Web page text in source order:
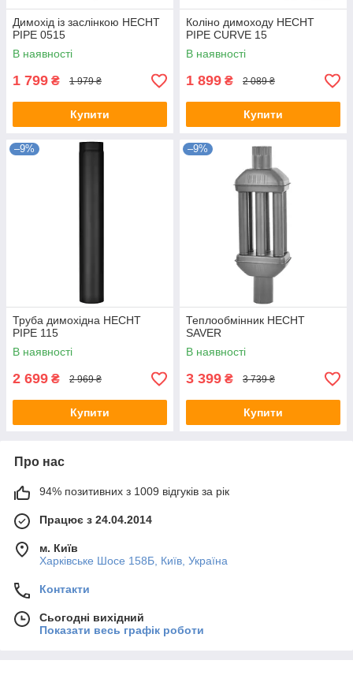
Димохід із заслінкою HECHT
PIPE 0515
В наявності
1 799 ₴ 1 979 ₴
Купити
Коліно димоходу HECHT
PIPE CURVE 15
В наявності
1 899 ₴ 2 089 ₴
Купити
–9%
Труба димохідна HECHT
PIPE 115
В наявності
2 699 ₴ 2 969 ₴
Купити
–9%
Теплообмінник HECHT
SAVER
В наявності
3 399 ₴ 3 739 ₴
Купити
Про нас
94% позитивних з 1009 відгуків за рік
Працює з 24.04.2014
м. Київ
Харківське Шосе 158Б, Київ, Україна
Контакти
Сьогодні вихідний
Показати весь графік роботи